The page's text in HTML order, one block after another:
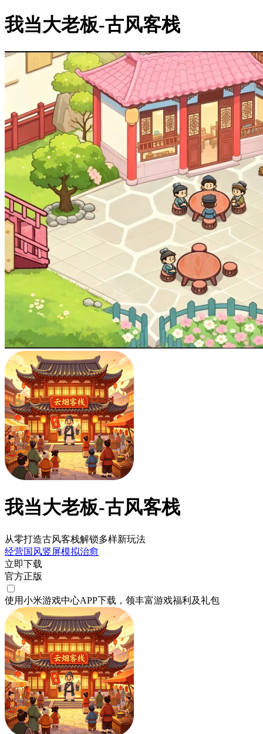
我当大老板-古风客栈
我当大老板-古风客栈
从零打造古风客栈解锁多样新玩法
经营国风竖屏模拟治愈
立即下载
官方正版
使用小米游戏中心APP下载 ，领丰富游戏福利 及礼包